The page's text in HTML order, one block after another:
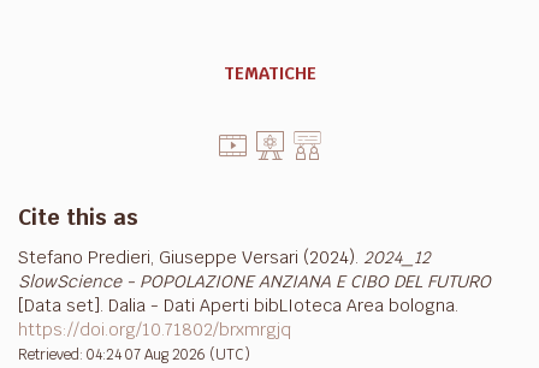
TEMATICHE
Cite this as
Stefano Predieri, Giuseppe Versari (2024). 2024_12
SlowScience - POPOLAZIONE ANZIANA E CIBO DEL FUTURO
[Data set]. Dalia - Dati Aperti bibLIoteca Area bologna.
https://doi.org/10.71802/brxmrgjq
Retrieved: 04:24 07 Aug 2026 (UTC)